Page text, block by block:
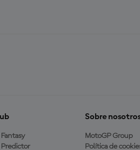
Predictor
Sobre
MotoGP Group
Política de